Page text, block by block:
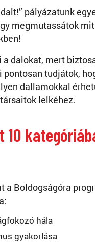
dalt!” pályázatunk
megmutassátok
a dalokat, mert
pontosan tudjátok,
dallamokkal
lelkéhez.
10
a Boldogságóra
hála
gyakorlása